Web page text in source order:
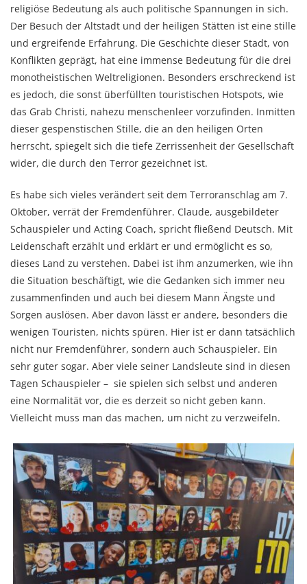
religiöse Bedeutung als auch politische Spannungen in sich.
Der Besuch der Altstadt und der heiligen Stätten ist eine stille
und ergreifende Erfahrung. Die Geschichte dieser Stadt, von
Konflikten geprägt, hat eine immense Bedeutung für die drei
monotheistischen Weltreligionen. Besonders erschreckend ist
es jedoch, die sonst überfüllten touristischen Hotspots, wie
das Grab Christi, nahezu menschenleer vorzufinden. Inmitten
dieser gespenstischen Stille, die an den heiligen Orten
herrscht, spiegelt sich die tiefe Zerrissenheit der Gesellschaft
wider, die durch den Terror gezeichnet ist.
Es habe sich vieles verändert seit dem Terroranschlag am 7.
Oktober, verrät der Fremdenführer. Claude, ausgebildeter
Schauspieler und Acting Coach, spricht fließend Deutsch. Mit
Leidenschaft erzählt und erklärt er und ermöglicht es so,
dieses Land zu verstehen. Dabei ist ihm anzumerken, wie ihn
die Situation beschäftigt, wie die Gedanken sich immer neu
zusammenfinden und auch bei diesem Mann Ängste und
Sorgen auslösen. Aber davon lässt er andere, besonders die
wenigen Touristen, nichts spüren. Hier ist er dann tatsächlich
nicht nur Fremdenführer, sondern auch Schauspieler. Ein
sehr guter sogar. Aber viele seiner Landsleute sind in diesen
Tagen Schauspieler – sie spielen sich selbst und anderen
eine Normalität vor, die es derzeit so nicht geben kann.
Vielleicht muss man das machen, um nicht zu verzweifeln.